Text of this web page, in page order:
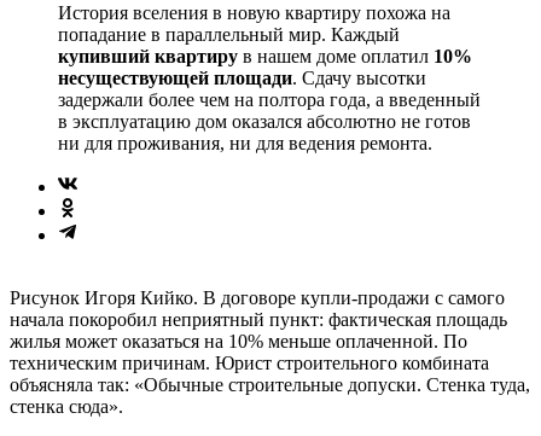
История вселения в новую квартиру похожа на
попадание в параллельный мир. Каждый
купивший квартиру в нашем доме оплатил 10%
несуществующей площади. Сдачу высотки
задержали более чем на полтора года, а введенный
в эксплуатацию дом оказался абсолютно не готов
ни для проживания, ни для ведения ремонта.
Рисунок Игоря Кийко. В договоре купли-продажи с самого
начала покоробил неприятный пункт: фактическая площадь
жилья может оказаться на 10% меньше оплаченной. По
техническим причинам. Юрист строительного комбината
объясняла так: «Обычные строительные допуски. Стенка туда,
стенка сюда».